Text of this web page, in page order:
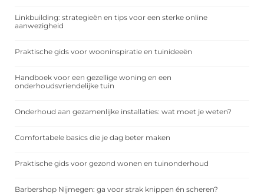
Linkbuilding: strategieën en tips voor een sterke online
aanwezigheid
Praktische gids voor wooninspiratie en tuinideeën
Handboek voor een gezellige woning en een
onderhoudsvriendelijke tuin
Onderhoud aan gezamenlijke installaties: wat moet je weten?
Comfortabele basics die je dag beter maken
Praktische gids voor gezond wonen en tuinonderhoud
Barbershop Nijmegen: ga voor strak knippen én scheren?